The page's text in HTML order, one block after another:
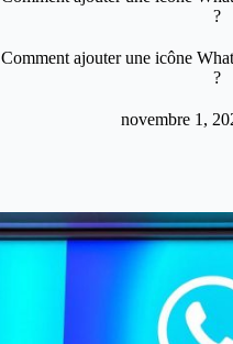
?
Comment ajouter une icône
?
novembre 1,